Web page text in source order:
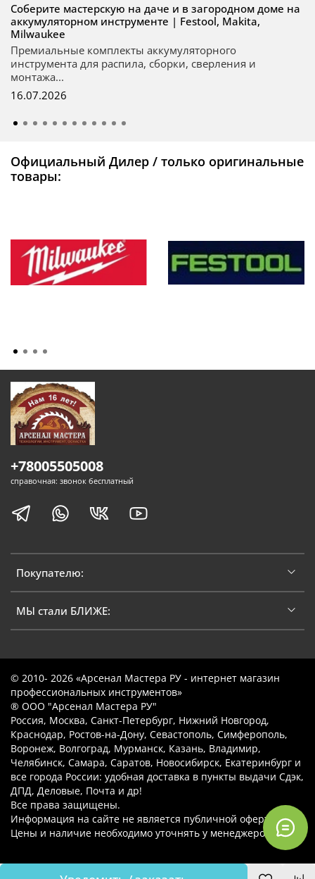
Соберите мастерскую на даче и в загородном доме на
аккумуляторном инструменте | Festool, Makita,
Milwaukee
Премиальные комплекты аккумуляторного
инструмента для распила, сборки, сверления и
монтажа...
16.07.2026
Официальный Дилер / только оригинальные
товары:
Покупателю:
МЫ стали БЛИЖЕ:
+78005505008
справочная: звонок бесплатный
© 2010- 2026 «Арсенал Мастера РУ - интернет магазин
профессиональных инструментов»
® ООО "Арсенал Мастера РУ"
Россия, Москва, Санкт-Петербург, Нижний Новгород,
Краснодар, Ростов-на-Дону, Севастополь, Симферополь,
Воронеж, Волгоград, Мурманск, Казань, Владимир,
Челябинск, Самара, Саратов, Новосибирск, Екатеринбург и
все города России: удобная доставка в пункты выдачи Сдэк,
ДПД, Деловые, Почта и др!
Все права защищены.
Информация на сайте не является публичной офертой.
Цены и наличие необходимо уточнять у менеджеров.